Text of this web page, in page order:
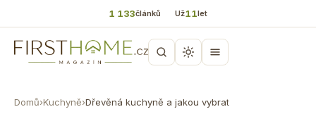
1 133článků Už11let
Domů›Kuchyně›Dřevěná kuchyně a jakou vybrat